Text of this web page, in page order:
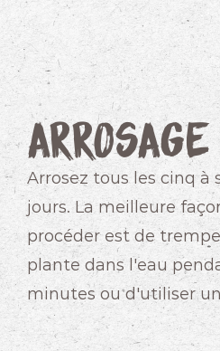
Arrosage
Arrosez tous les cinq à
jours. La meilleure
procéder est de
plante dans l'eau
minutes ou d'utiliser